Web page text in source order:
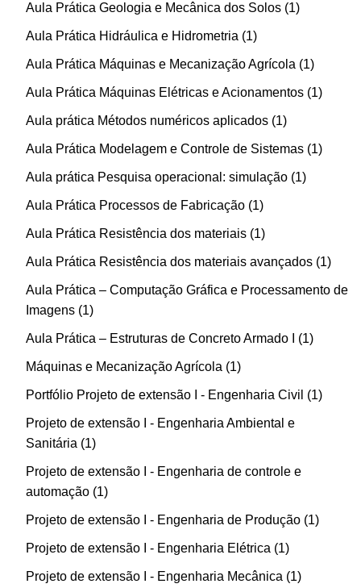
Aula Prática Geologia e Mecânica dos Solos 1
Aula Prática Hidráulica e Hidrometria 1
Aula Prática Máquinas e Mecanização Agrícola 1
Aula Prática Máquinas Elétricas e Acionamentos 1
Aula prática Métodos numéricos aplicados 1
Aula Prática Modelagem e Controle de Sistemas 1
Aula prática Pesquisa operacional: simulação 1
Aula Prática Processos de Fabricação 1
Aula Prática Resistência dos materiais 1
Aula Prática Resistência dos materiais avançados 1
Aula Prática – Computação Gráfica e Processamento de
Imagens 1
Aula Prática – Estruturas de Concreto Armado I 1
Máquinas e Mecanização Agrícola 1
Portfólio Projeto de extensão I - Engenharia Civil 1
Projeto de extensão I - Engenharia Ambiental e
Sanitária
1
Projeto de extensão I - Engenharia de controle e
automação 1
Projeto de extensão I - Engenharia de Produção 1
Projeto de extensão I - Engenharia Elétrica 1
Projeto de extensão I - Engenharia Mecânica 1